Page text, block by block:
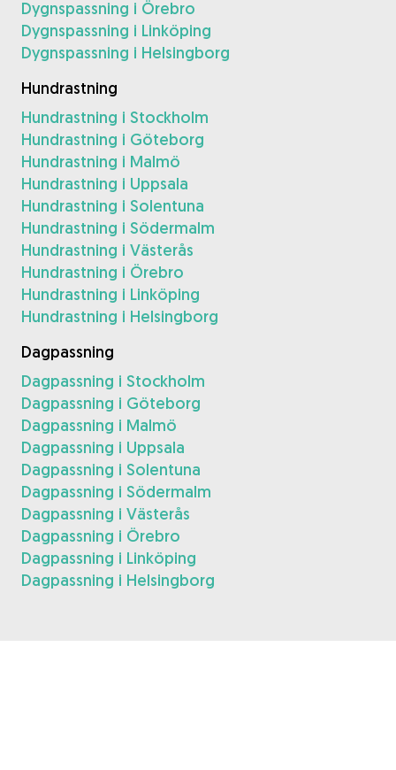
Dygnspassning i Örebro
Dygnspassning i Linköping
Dygnspassning i Helsingborg
Hundrastning
Hundrastning i Stockholm
Hundrastning i Göteborg
Hundrastning i Malmö
Hundrastning i Uppsala
Hundrastning i Solentuna
Hundrastning i Södermalm
Hundrastning i Västerås
Hundrastning i Örebro
Hundrastning i Linköping
Hundrastning i Helsingborg
Dagpassning
Dagpassning i Stockholm
Dagpassning i Göteborg
Dagpassning i Malmö
Dagpassning i Uppsala
Dagpassning i Solentuna
Dagpassning i Södermalm
Dagpassning i Västerås
Dagpassning i Örebro
Dagpassning i Linköping
Dagpassning i Helsingborg